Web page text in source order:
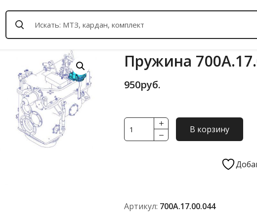
Пружина
950руб.
Количество
товара
В корзину
Артикул: 700А.17.00.044